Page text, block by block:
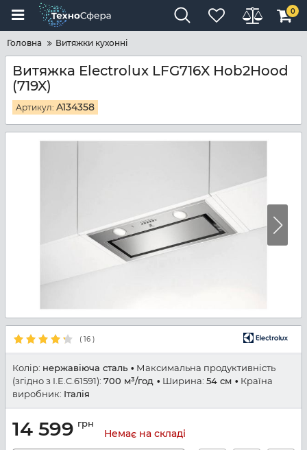
0
Головна Витяжки кухонні
Витяжка Electrolux LFG716X Hob2Hood
(719X)
Артикул: A134358
( 16 )
Колір: нержавіюча сталь
Максимальна продуктивність
(згідно з I.E.C.61591): 700 м³/год Ширина: 54 см
Країна
виробник: Італія
14 599 грн
Немає на складі